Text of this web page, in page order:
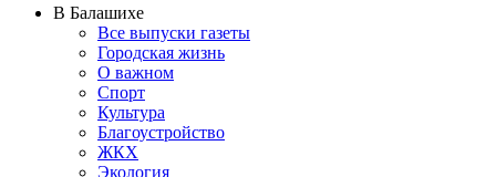
В Балашихе
Все выпуски газеты
Городская жизнь
О важном
Спорт
Культура
Благоустройство
ЖКХ
Экология